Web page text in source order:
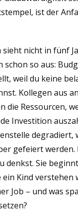
ist der
sieht nicht in fünf
schon so aus:
weil du keine
Kollegen aus
die Ressourcen,
Investition
degradiert,
gefeiert werden.
denkst. Sie
Kind verstehen
Job – und was